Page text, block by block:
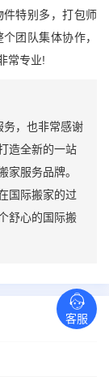
特别多，打包师
团队集体协作，
常专业!
务，也非常感谢
造全新的一站
家服务品牌。
国际搬家的过
舒心的国际搬
客服